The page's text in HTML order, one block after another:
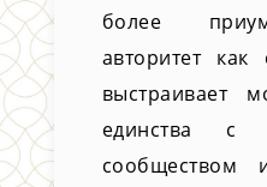
более
авторитет как
выстраивает
единства с
сообществом